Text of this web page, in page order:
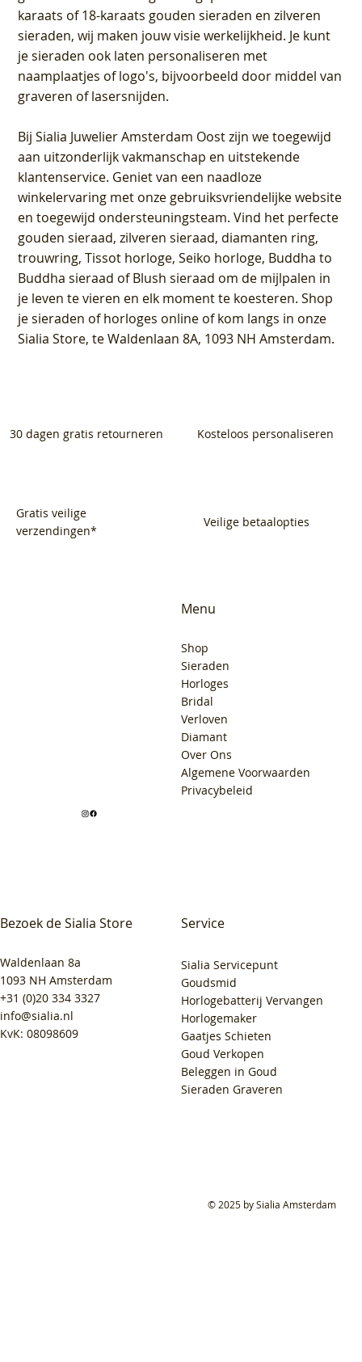
karaats of 18-karaats gouden sieraden en zilveren
sieraden, wij maken jouw visie werkelijkheid. Je kunt
je sieraden ook laten personaliseren met
naamplaatjes of logo's, bijvoorbeeld door middel van
graveren of lasersnijden.
BijSialia Juwelier Amsterdam Oostzijn we toegewijd
aan uitzonderlijk vakmanschap en uitstekende
klantenservice. Geniet van een naadloze
winkelervaring met onze gebruiksvriendelijke website
en toegewijd ondersteuningsteam. Vind het perfecte
gouden sieraad, zilveren sieraad, diamanten ring,
trouwring, Tissot horloge, Seiko horloge, Buddha to
Buddha sieraad of Blush sieraad om de mijlpalen in
je leven te vieren en elk moment te koesteren. Shop
je sieraden of horloges online of kom langs in onze
Sialia Store, te Waldenlaan 8A, 1093 NH Amsterdam.
30 dagen gratis retourneren Kosteloos personaliseren
Gratis veilige
verzendingen*
Veilige betaalopties
Bezoek de Sialia Store
Waldenlaan 8a
1093 NH Amsterdam
+31 (0)20 334 3327
info@sialia.nl
KvK: 08098609
Menu
Shop
Sieraden
Horloges
Bridal
Verloven
Diamant
Over Ons
Algemene Voorwaarden
Privacybeleid
Service
Sialia Servicepunt
Goudsmid
Horlogebatterij Vervangen
Horlogemaker
Gaatjes Schieten
Goud Verkopen
Beleggen in Goud
Sieraden Graveren
© 2025 by Sialia Amsterdam